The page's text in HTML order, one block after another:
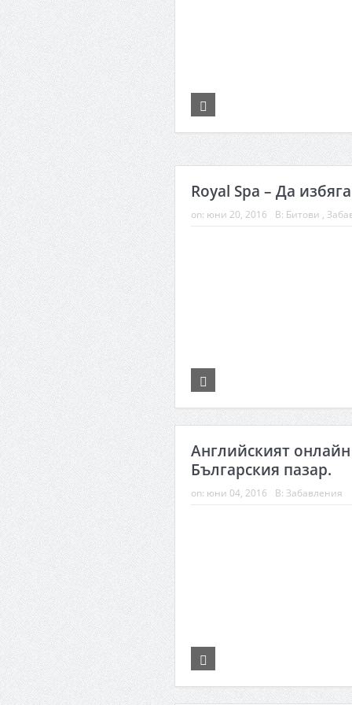
Royal Spa – Да
on: юни 20, 2016 В: Битови ,
Английският
Българския пазар.
on: юни 04, 2016 В: Забавления